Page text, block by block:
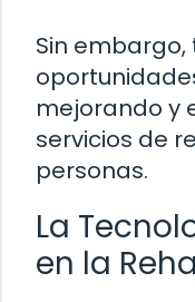
Sin
mejorando y
servicios de
personas.
La
en la